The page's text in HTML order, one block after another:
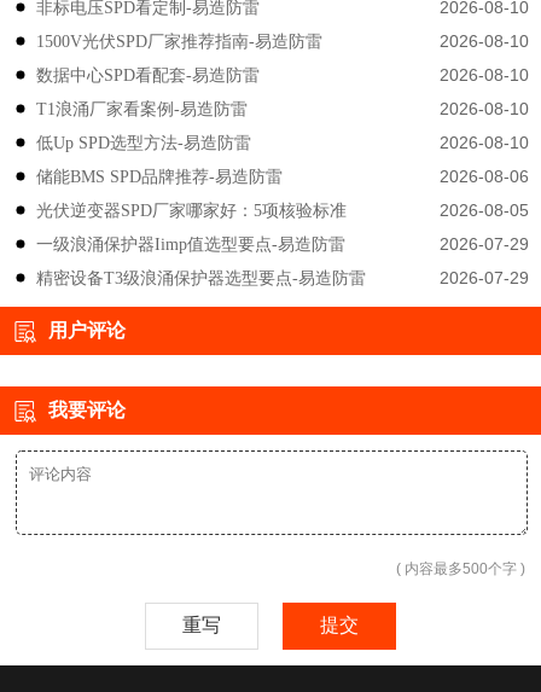
2026-08-10
非标电压SPD看定制-易造防雷
2026-08-10
1500V光伏SPD厂家推荐指南-易造防雷
2026-08-10
数据中心SPD看配套-易造防雷
2026-08-10
T1浪涌厂家看案例-易造防雷
2026-08-10
低Up SPD选型方法-易造防雷
2026-08-06
储能BMS SPD品牌推荐-易造防雷
2026-08-05
光伏逆变器SPD厂家哪家好：5项核验标准
2026-07-29
一级浪涌保护器Iimp值选型要点-易造防雷
2026-07-29
精密设备T3级浪涌保护器选型要点-易造防雷
用户评论
我要评论
( 内容最多500个字 )
重写 提交